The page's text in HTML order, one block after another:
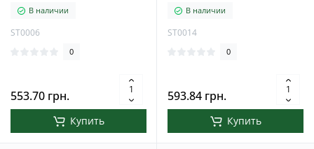
строительных конструкций,
600 мл
В наличии
ST0006
0
553.70 грн.
Купить
декоративных элементов и
строительных конструкций,
В наличии
ST0014
0
593.84 грн.
Купить